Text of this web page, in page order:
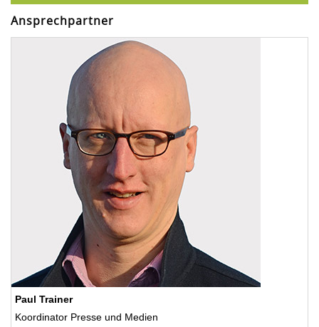
Ansprechpartner
Paul Trainer
Koordinator Presse und Medien